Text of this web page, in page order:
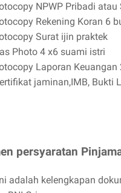
NPWP Pribadi atau
Rekening Koran 6
Surat ijin praktek
Photo 4 x6 suami istri
Laporan Keuangan
jaminan,IMB, Bukti
persyaratan
adalah kelengkapan